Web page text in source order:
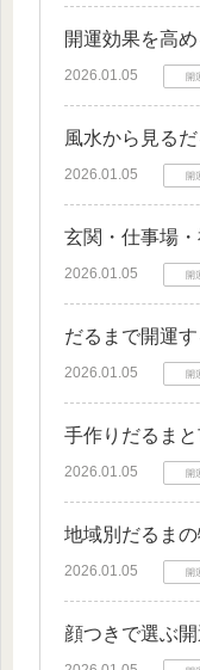
開運効果を高
2026.01.05 開
風水から見る
2026.01.05 開
玄関・仕事場
2026.01.05 開
だるまで開運
2026.01.05 開
手作りだるま
2026.01.05 開
地域別だるま
2026.01.05 開
顔つきで選ぶ